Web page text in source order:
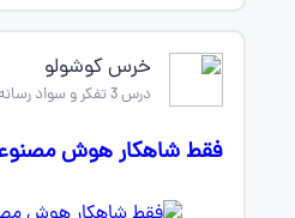
خرس کوشولو
درس 3 تفکر و سواد رسانه ای
فقط شاهکار هوش